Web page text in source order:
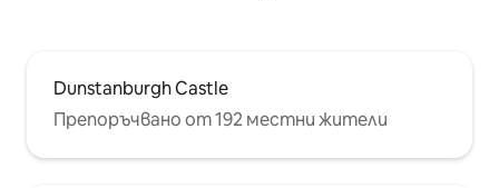
Dunstanburgh Castle
Препоръчвано от 192 местни жители